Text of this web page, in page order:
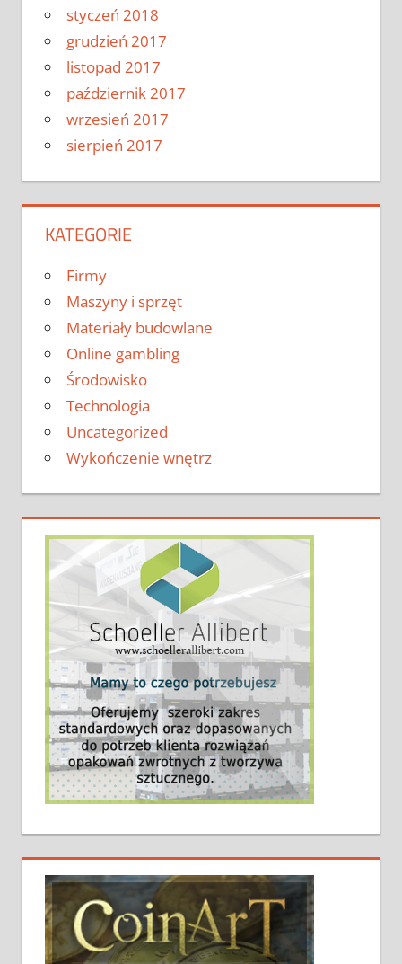
styczeń 2018
grudzień 2017
listopad 2017
październik 2017
wrzesień 2017
sierpień 2017
KATEGORIE
Firmy
Maszyny i sprzęt
Materiały budowlane
Online gambling
Środowisko
Technologia
Uncategorized
Wykończenie wnętrz